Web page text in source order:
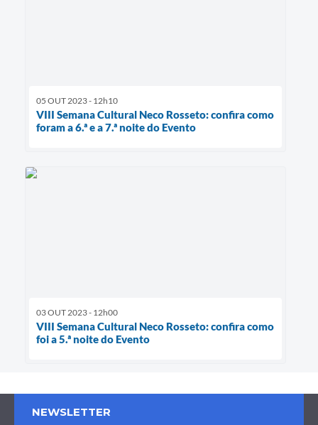
05 OUT 2023 - 12h10
VIII Semana Cultural Neco Rosseto: confira como
foram a 6.ª e a 7.ª noite do Evento
03 OUT 2023 - 12h00
VIII Semana Cultural Neco Rosseto: confira como
foi a 5.ª noite do Evento
NEWSLETTER